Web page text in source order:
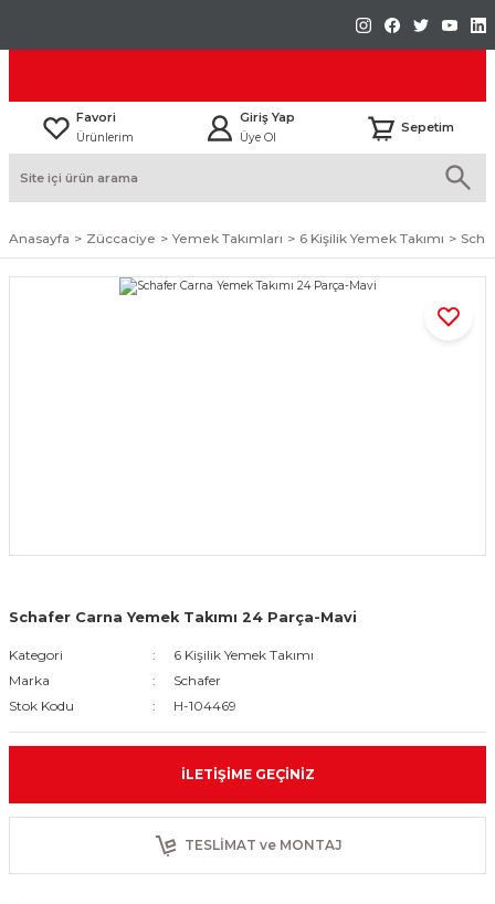
Favori
Ürünlerim
Giriş Yap
Üye Ol
Sepetim
Anasayfa Züccaciye Yemek Takımları 6 Kişilik Yemek Takımı
Schafer Carna Yemek Takımı 24 Parça-Mavi
Kategori
6 Kişilik Yemek Takımı
Marka
Schafer
Stok Kodu
H-104469
İLETIŞIME GEÇINIZ
TESLİMAT ve MONTAJ